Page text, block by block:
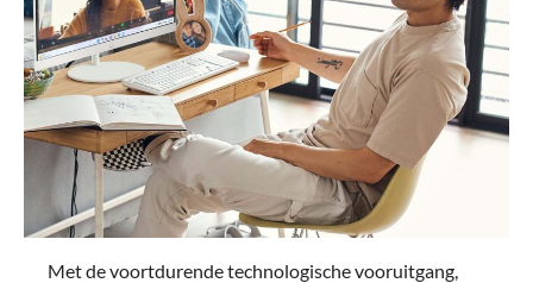
Met de voortdurende technologische vooruitgang,